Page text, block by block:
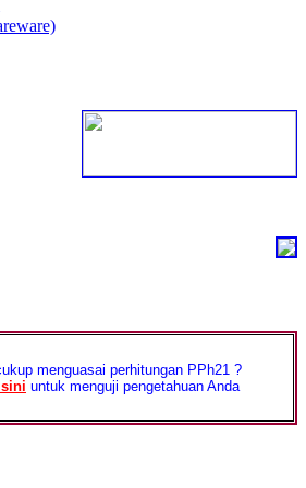
menguasai perhitungan PPh21 ?
untuk menguji pengetahuan Anda